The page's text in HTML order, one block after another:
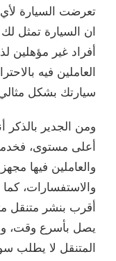
تعرضت السيارة
ان السيارة تمثل
أفراد غير مؤهلين
العاملين فيه
سيارتك بشكل
ومن الجدير
أعلى مستوى،
والعاملين فيها
والاستفسارات،
أقرب بنشر متنقل
يصل بأسرع وقت،
المتنقل لا يطلب